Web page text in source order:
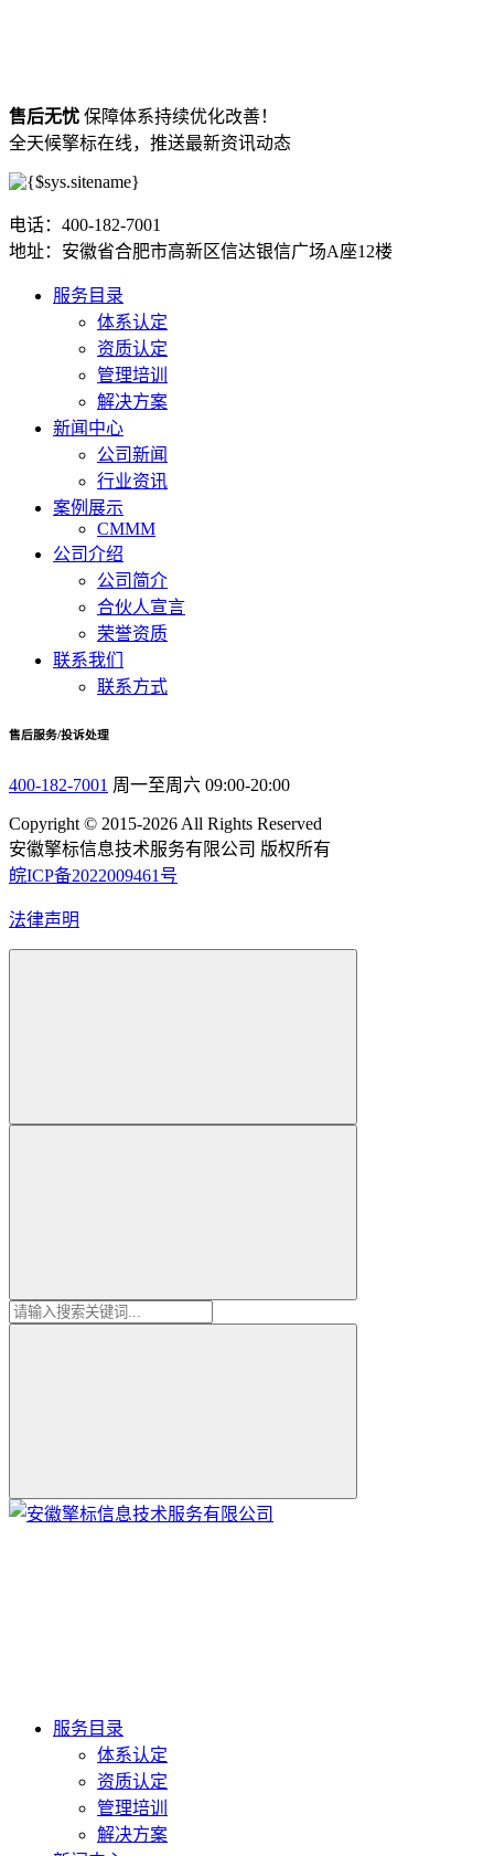
售后无忧 保障体系持续优化改善！
全天候擎标在线，推送最新资讯动态
电话：400-182-7001
地址：安徽省合肥市高新区信达银信广场A座12楼
服务目录
体系认定
资质认定
管理培训
解决方案
新闻中心
公司新闻
行业资讯
案例展示
CMMM
公司介绍
公司简介
合伙人宣言
荣誉资质
联系我们
联系方式
售后服务/投诉处理
400-182-7001 周一至周六 09:00-20:00
Copyright © 2015-2026 All Rights Reserved
安徽擎标信息技术服务有限公司 版权所有
皖ICP备2022009461号
法律声明
服务目录
体系认定
资质认定
管理培训
解决方案